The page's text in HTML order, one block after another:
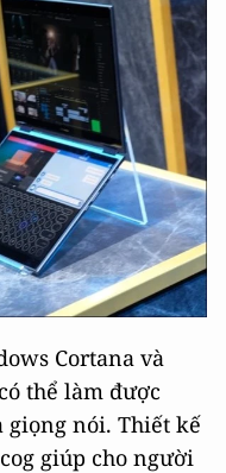
Cortana và
thể làm được
giọng nói. Thiết kế
giúp cho người